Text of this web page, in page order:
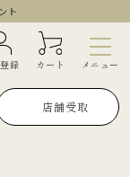
ト
録 カート メニュー
店舗受取